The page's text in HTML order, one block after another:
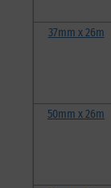
37mm x 26m
50mm x 26m